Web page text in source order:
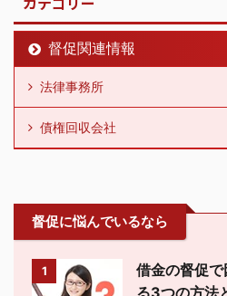
督促関連情報
法律事務所
債権回収会社
督促に悩んでいるなら
1
借金の督促で